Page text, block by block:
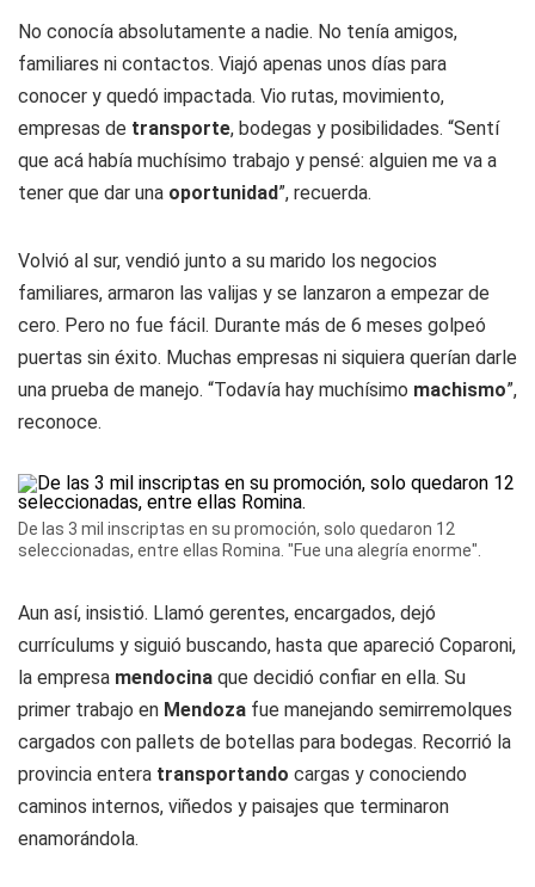
No conocía absolutamente a nadie. No tenía amigos,
familiares ni contactos. Viajó apenas unos días para
conocer y quedó impactada. Vio rutas, movimiento,
empresas de transporte, bodegas y posibilidades. “Sentí
que acá había muchísimo trabajo y pensé: alguien me va a
tener que dar una oportunidad”, recuerda.
Volvió al sur, vendió junto a su marido los negocios
familiares, armaron las valijas y se lanzaron a empezar de
cero. Pero no fue fácil. Durante más de 6 meses golpeó
puertas sin éxito. Muchas empresas ni siquiera querían darle
una prueba de manejo. “Todavía hay muchísimo machismo”,
reconoce.
De las 3 mil inscriptas en su promoción, solo quedaron 12
seleccionadas, entre ellas Romina. "Fue una alegría enorme".
Aun así, insistió. Llamó gerentes, encargados, dejó
currículums y siguió buscando, hasta que apareció Coparoni,
la empresa mendocina que decidió confiar en ella. Su
primer trabajo en Mendoza fue manejando semirremolques
cargados con pallets de botellas para bodegas. Recorrió la
provincia entera transportando cargas y conociendo
caminos internos, viñedos y paisajes que terminaron
enamorándola.